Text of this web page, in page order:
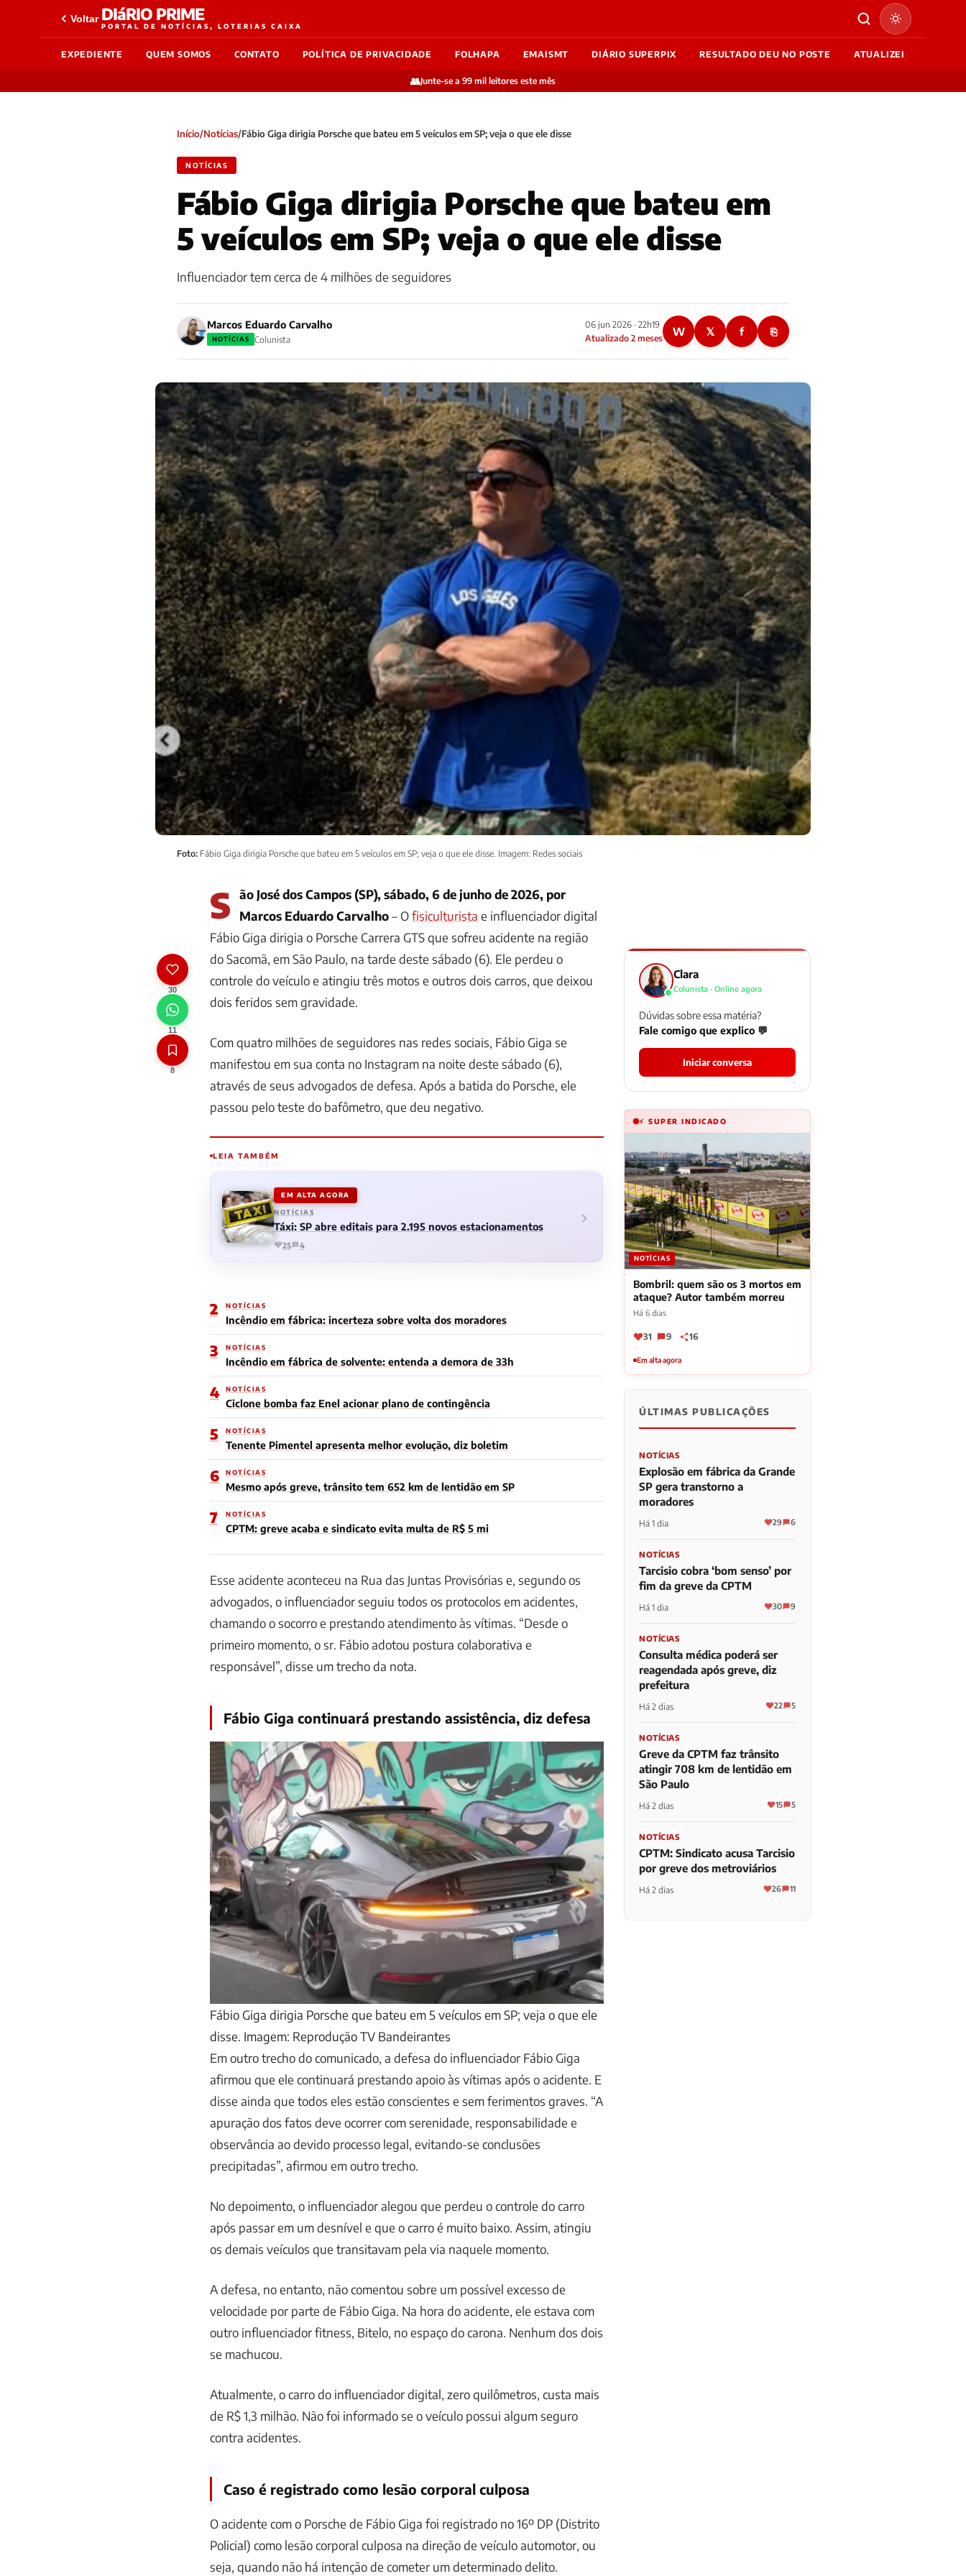
Voltar DIáRIO PRIME
PORTAL DE NOTÍCIAS, LOTERIAS CAIXA
EXPEDIENTE QUEM SOMOS CONTATO POLÍTICA DE PRIVACIDADE FOLHAPA EMAISMT DIÁRIO SUPERPIX RESULTADO DEU NO POSTE ATUALIZEI
👥Junte-se a 99 mil leitores este mês
Início/Notícias/Fábio Giga dirigia Porsche que bateu em 5 veículos em SP; veja o que ele disse
NOTÍCIAS
Fábio Giga dirigia Porsche que bateu em
5 veículos em SP; veja o que ele disse
Influenciador tem cerca de 4 milhões de seguidores
Marcos Eduardo Carvalho
NOTÍCIAS Colunista
06 jun 2026 · 22h19
Atualizado 2 meses
W 𝕏 f ⎘
Foto: Fábio Giga dirigia Porsche que bateu em 5 veículos em SP; veja o que ele disse. Imagem: Redes sociais
30
11
8
S ão José dos Campos (SP), sábado, 6 de junho de 2026, por
Marcos Eduardo Carvalho– Ofisiculturista e influenciador digital
Fábio Giga dirigia o Porsche Carrera GTS que sofreu acidente na região
do Sacomã, em São Paulo, na tarde deste sábado (6). Ele perdeu o
controle do veículo e atingiu três motos e outros dois carros, que deixou
dois feridos sem gravidade.
Com quatro milhões de seguidores nas redes sociais, Fábio Giga se
manifestou em sua conta no Instagram na noite deste sábado (6),
através de seus advogados de defesa. Após a batida do Porsche, ele
passou pelo teste do bafômetro, que deu negativo.
LEIA TAMBÉM
EM ALTA AGORA
NOTÍCIAS
Táxi: SP abre editais para 2.195 novos estacionamentos
25 4
2 NOTÍCIAS
Incêndio em fábrica: incerteza sobre volta dos moradores
3 NOTÍCIAS
Incêndio em fábrica de solvente: entenda a demora de 33h
4 NOTÍCIAS
Ciclone bomba faz Enel acionar plano de contingência
5 NOTÍCIAS
Tenente Pimentel apresenta melhor evolução, diz boletim
6 NOTÍCIAS
Mesmo após greve, trânsito tem 652 km de lentidão em SP
7 NOTÍCIAS
CPTM: greve acaba e sindicato evita multa de R$ 5 mi
Esse acidente aconteceu na Rua das Juntas Provisórias e, segundo os
advogados, o influenciador seguiu todos os protocolos em acidentes,
chamando o socorro e prestando atendimento às vítimas. “Desde o
primeiro momento, o sr. Fábio adotou postura colaborativa e
responsável”, disse um trecho da nota.
Fábio Giga continuará prestando assistência, diz defesa
Fábio Giga dirigia Porsche que bateu em 5 veículos em SP; veja o que ele
disse. Imagem: Reprodução TV Bandeirantes
Em outro trecho do comunicado, a defesa do influenciador Fábio Giga
afirmou que ele continuará prestando apoio às vítimas após o acidente. E
disse ainda que todos eles estão conscientes e sem ferimentos graves. “A
apuração dos fatos deve ocorrer com serenidade, responsabilidade e
observância ao devido processo legal, evitando-se conclusões
precipitadas”, afirmou em outro trecho.
No depoimento, o influenciador alegou que perdeu o controle do carro
após passar em um desnível e que o carro é muito baixo. Assim, atingiu
os demais veículos que transitavam pela via naquele momento.
A defesa, no entanto, não comentou sobre um possível excesso de
velocidade por parte de Fábio Giga. Na hora do acidente, ele estava com
outro influenciador fitness, Bitelo, no espaço do carona. Nenhum dos dois
se machucou.
Atualmente, o carro do influenciador digital, zero quilômetros, custa mais
de R$ 1,3 milhão. Não foi informado se o veículo possui algum seguro
contra acidentes.
Caso é registrado como lesão corporal culposa
O acidente com o Porsche de Fábio Giga foi registrado no 16º DP (Distrito
Policial) como lesão corporal culposa na direção de veículo automotor, ou
seja, quando não há intenção de cometer um determinado delito.
Clara
Colunista · Online agora
Dúvidas sobre essa matéria?
Fale comigo que explico 💬
Iniciar conversa
⚡ SUPER INDICADO
NOTÍCIAS
Bombril: quem são os 3 mortos em
ataque? Autor também morreu
Há 6 dias
31 9 16
Em alta agora
ÚLTIMAS PUBLICAÇÕES
NOTÍCIAS
Explosão em fábrica da Grande
SP gera transtorno a
moradores
Há 1 dia 29 6
NOTÍCIAS
Tarcisio cobra ‘bom senso’ por
fim da greve da CPTM
Há 1 dia 30 9
NOTÍCIAS
Consulta médica poderá ser
reagendada após greve, diz
prefeitura
Há 2 dias 22 5
NOTÍCIAS
Greve da CPTM faz trânsito
atingir 708 km de lentidão em
São Paulo
Há 2 dias 15 5
NOTÍCIAS
CPTM: Sindicato acusa Tarcisio
por greve dos metroviários
Há 2 dias 26 11